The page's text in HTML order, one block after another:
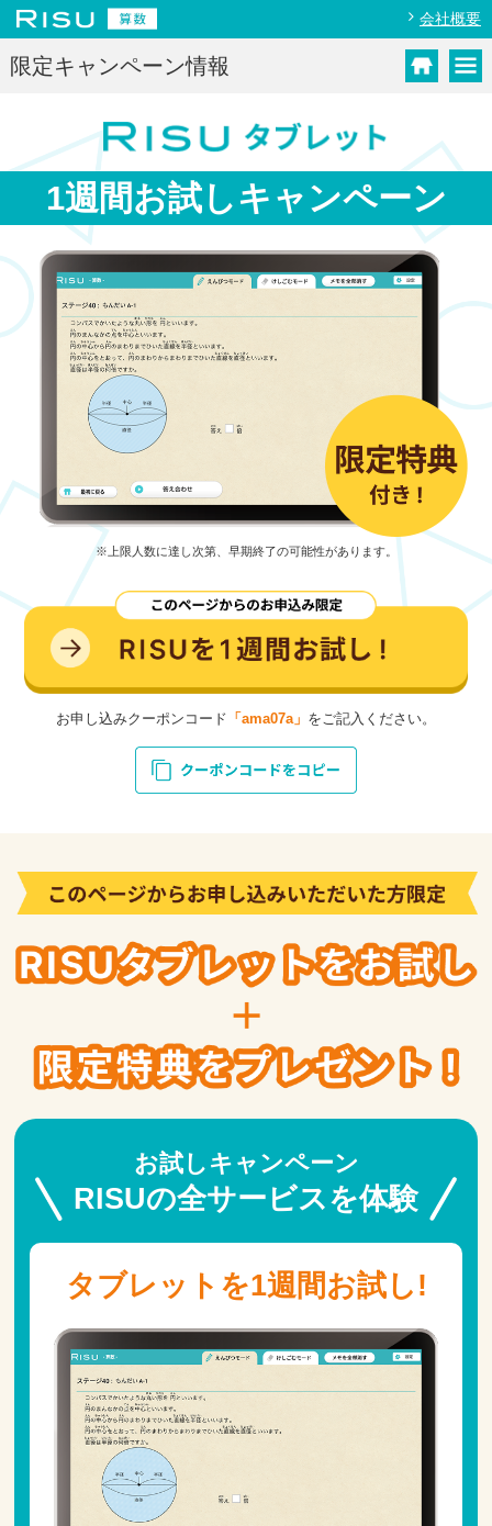
会社概要
限定キャンペーン情報
1週間お試し キャンペーン
※上限人数に達し次第、早期終了の可能性があります。
お申し込みクーポンコード 「ama07a」 をご記入ください。
お試しキャンペーン
RISUの全サービスを体験
タブレットを1週間お試し!